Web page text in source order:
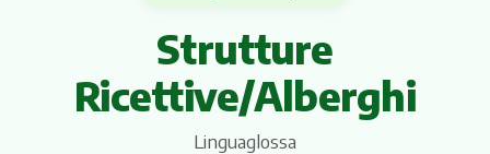
Aziende
Strutture
Ricettive/Alberghi
Linguaglossa